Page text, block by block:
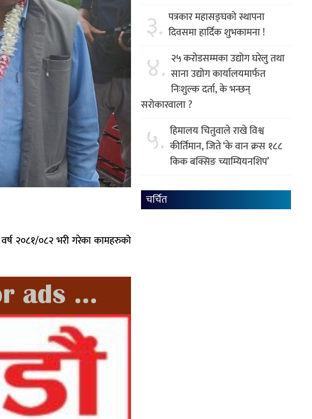
२०८१/०८२ भरी गरेका कामहरुको
३. पत्रकार महासङ्घको स्थापना
दिवसमा हार्दिक शुभकामना !
४. २५ करोडसम्मका उद्योग घरेलु तथा
साना उद्योग कार्यालयमार्फत
निःशुल्क दर्ता, के भन्छन्
सरोकारवाला ?
५. हिमालय चितुवाले राखे विश्व
कीर्तिमान, जिते ‘के वान क्रस १८८
किक बक्सिङ च्याम्यियनशिप’
चर्चित